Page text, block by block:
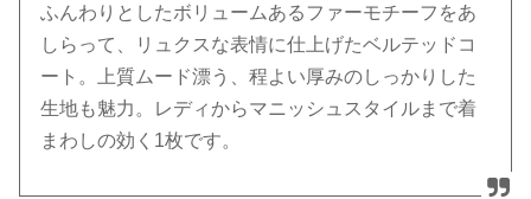
ふんわりとしたボリュームあるファーモチーフをあ
しらって、リュクスな表情に仕上げたベルテッドコ
ート。上質ムード漂う、程よい厚みのしっかりした
生地も魅力。レディからマニッシュスタイルまで着
まわしの効く1枚です。